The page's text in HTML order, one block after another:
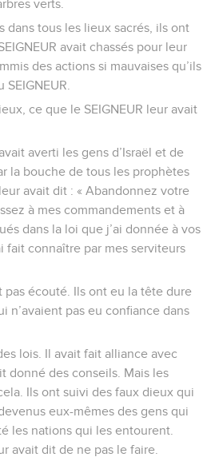
verts.
dans tous les lieux sacrés, ils ont
avait chassés pour leur
des actions si mauvaises qu’ils
ce que le SEIGNEUR leur avait
averti les gens d’Israël et de
la bouche de tous les prophètes
avait dit : « Abandonnez votre
à mes commandements et à
dans la loi que j’ai donnée à vos
fait connaître par mes serviteurs
pas écouté. Ils ont eu la tête dure
n’avaient pas eu confiance dans
lois. Il avait fait alliance avec
donné des conseils. Mais les
Ils ont suivi des faux dieux qui
eux-mêmes des gens qui
les nations qui les entourent.
avait dit de ne pas le faire.